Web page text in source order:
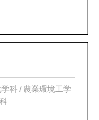
科 / 農業環境工学